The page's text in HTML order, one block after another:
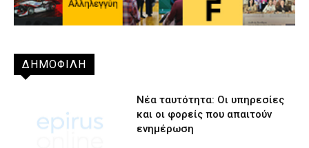
ΔΗΜΟΦΙΛΗ
Νέα ταυτότητα: Οι υπηρεσίες
και οι φορείς που απαιτούν
ενημέρωση